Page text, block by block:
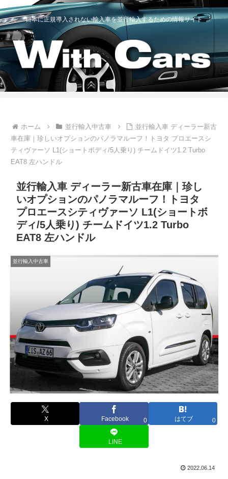
日本に正規導入されない輸入車を並行輸入するための情報サイト
ホーム 並行輸入中古車
並行輸入車 ディーラー新古
車在庫｜珍しいオプションのパノラマルーフ！トヨタ プロエースシ
ティヴァーソ L1(ショートボディ/5人乗り) チームドイツ1.2 Turbo
EAT8 左ハンドル
並行輸入車 ディーラー新古車在庫｜珍し
いオプションのパノラマルーフ！トヨタ
プロエースシティヴァーソ L1(ショートボ
ディ/5人乗り) チームドイツ1.2 Turbo
EAT8 左ハンドル
並行輸入中古車
X Facebook 0 はてブ 0
LINE
2022.06.14